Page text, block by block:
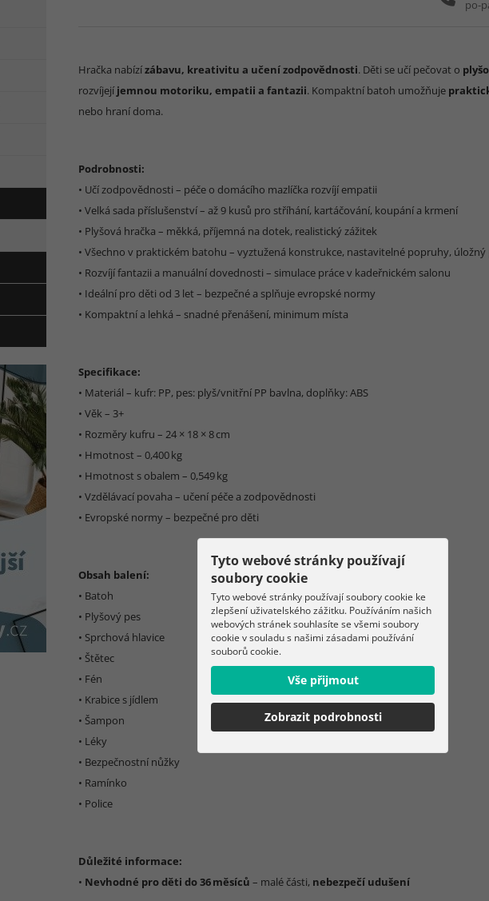
po-
Hračka nabízízábavu, kreativitu a učení zodpovědnosti. Děti se učí pečovat o
rozvíjejí jemnou motoriku, empatii a fantazii. Kompaktní batoh umožňuje
nebo hraní doma.
Podrobnosti:
• Učí zodpovědnosti – péče o domácího mazlíčka rozvíjí empatii
• Velká sada příslušenství – až 9 kusů pro stříhání, kartáčování, koupání a krmení
• Plyšová hračka – měkká, příjemná na dotek, realistický zážitek
• Všechno v praktickém batohu – vyztužená konstrukce, nastavitelné popruhy,
• Rozvíjí fantazii a manuální dovednosti – simulace práce v kadeřnickém salonu
• Ideální pro děti od 3 let – bezpečné a splňuje evropské normy
• Kompaktní a lehká – snadné přenášení, minimum místa
Specifikace:
• Materiál – kufr: PP, pes: plyš/vnitřní PP bavlna, doplňky: ABS
• Věk – 3+
• Rozměry kufru – 24 × 18 × 8 cm
• Hmotnost – 0,400 kg
• Hmotnost s obalem – 0,549 kg
• Vzdělávací povaha – učení péče a zodpovědnosti
• Evropské normy – bezpečné pro děti
Obsah balení:
• Batoh
• Plyšový pes
• Sprchová hlavice
• Štětec
• Fén
• Krabice s jídlem
• Šampon
• Léky
• Bezpečnostní nůžky
• Ramínko
• Police
Důležité informace:
• Nevhodné pro děti do 36 měsíců – malé části, nebezpečí udušení
Tyto webové stránky používají
soubory cookie
Tyto webové stránky používají soubory cookie ke
zlepšení uživatelského zážitku. Používáním našich
webových stránek souhlasíte se všemi soubory
cookie v souladu s našimi zásadami používání
souborů cookie.
Vše přijmout
Zobrazit podrobnosti